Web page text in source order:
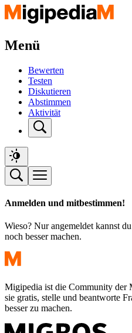
Menü
Bewerten
Testen
Diskutieren
Abstimmen
Aktivität
Anmelden und mitbestimmen!
Wieso? Nur angemeldet kannst
noch besser machen.
Migipedia ist die Community der
sie gratis, stelle und beantworte
besser zu machen.